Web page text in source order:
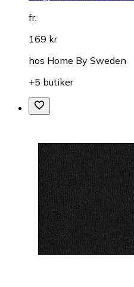
fr.
169 kr
hos Home By Sweden
+5 butiker